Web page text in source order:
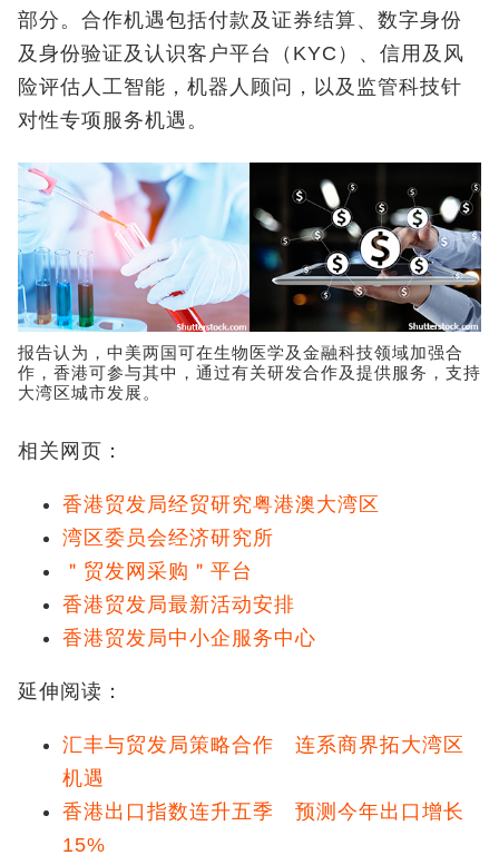
部分。合作机遇包括付款及证券结算、数字身份
及身份验证及认识客户平台（KYC）、信用及风
险评估人工智能，机器人顾问，以及监管科技针
对性专项服务机遇。
报告认为，中美两国可在生物医学及金融科技领域加强合
作，香港可参与其中，通过有关研发合作及提供服务，支持
大湾区城市发展。
相关网页：
香港贸发局经贸研究粤港澳大湾区
湾区委员会经济研究所
＂贸发网采购＂平台
香港贸发局最新活动安排
香港贸发局中小企服务中心
延伸阅读：
汇丰与贸发局策略合作 连系商界拓大湾区
机遇
香港出口指数连升五季 预测今年出口增长
15%